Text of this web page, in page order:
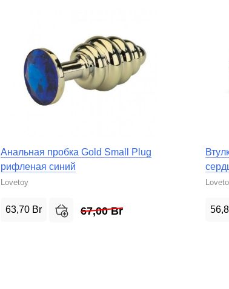
Анальная пробка Gold Small Plug
рифленая синий
Lovetoy
63,70 Br 67,00Br